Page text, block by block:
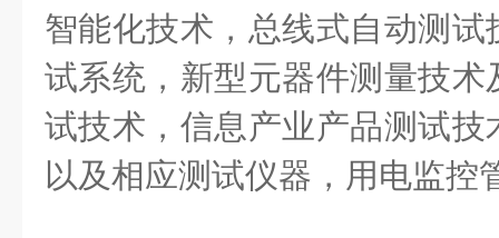
智能化技术，总线式自动测
试系统，新型元器件测量技
试技术，信息产业产品测试
以及相应测试仪器，用电监控